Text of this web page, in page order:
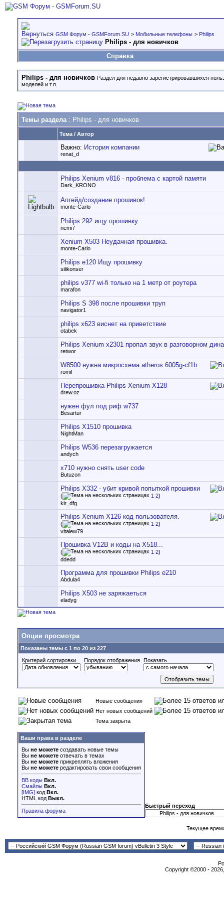
GSM Форум - GSMForum.SU > Мобильные телефоны > Philips
Philips - для новичков
Справка
Philips - для новичков Раздел для недавно зарегистрировавшихся
моделей и т.п.
Темы раздела: Philips - для новичков
Тема / Автор
Важно: История компании
renat_d
Philips Xenium v816 - проблема с картой памяти
Dark_KRONO
Апгейд/создание прошивок!
monte-Carlo
Philips 292 ищу прошивку.
nemi7
Xenium X503 Неудачная прошивка.
monte-Carlo
Philips e120 Ищу прошивку
silikonser
philips v377 wi-fi только на 1 метр от роутера
marafon
Philips S 398 после прошивки труп
navigator1
philips x623 виснет на приветствие
otabek
Philips Xenium x2301 пропал звук в разговорном
retwor
W8500 нужна микросхема atheros 6005g-cf1b
romil
Перепрошивка Philips Xenium X128
drew.oz
нужен фул под риф w737
Besartur
Philips X1510 прошивка
NightMan
Philips W536 перезагружается
andych
x710 нужно снять user code
Butuzon
Philips X332 - убит кривой попыткой прошивки
( 1 2)
kir_dfg
Philips Xenium X126 код пользователя.
( 1 2)
vitalew79
Прошивка V12B и коды на X518...
( 1 2)
ddedd
Программа для прошивки Philips e210
Abdula4
Philips X503 не заряжаеться
eladyg
Опции просмотра
Показаны темы с 1 по 20 из 227
Критерий сортировки
Порядок отображения Показать
Новые сообщения
Нет новых сообщений
Тема закрыта
Ваши права в разделе
Вы не можете создавать новые темы
Вы не можете отвечать в темах
Вы не можете прикреплять вложения
Вы не можете редактировать свои сообщения
BB коды Вкл.
Смайлы Вкл.
[IMG] код Вкл.
HTML код Выкл.
Правила форума
Быстрый переход
Текущее
Copyright ©2000 -